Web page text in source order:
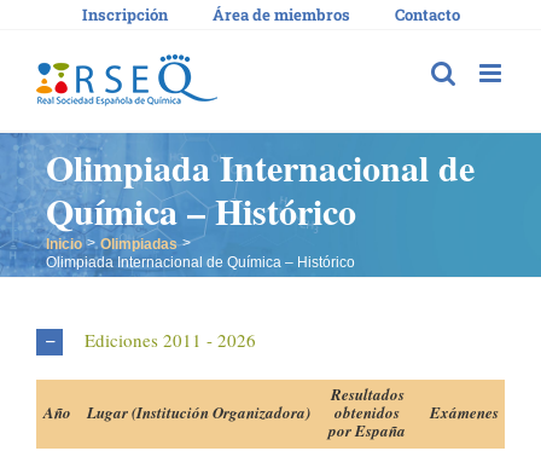
contenido
Inscripción Área de miembros Contacto
Olimpiada Internacional de
Química – Histórico
Inicio
Olimpiadas
Olimpiada Internacional de Química – Histórico
Ediciones 2011 - 2026
Año Lugar (Institución Organizadora)
Resultados
obtenidos
por España
Exámenes